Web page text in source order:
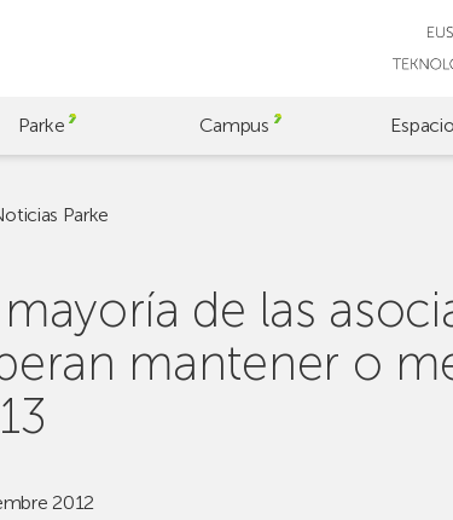
Parke Campus
Parke
mayoría de las
mantener o
2012